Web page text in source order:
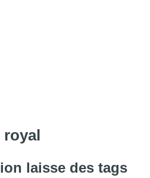
royal
laisse des tags